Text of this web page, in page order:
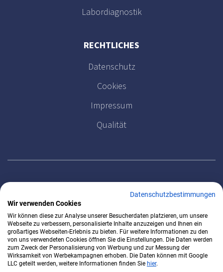
Labordiagnostik
RECHTLICHES
Datenschutz
Cookies
Impressum
Qualität
MELDEN SIE SICH FÜR UNSEREN NEWSLETTER AN
Datenschutzbestimmungen
Wir verwenden Cookies
Wir können diese zur Analyse unserer Besucherdaten platzieren, um unsere
Webseite zu verbessern, personalisierte Inhalte anzuzeigen und Ihnen ein
großartiges Webseiten-Erlebnis zu bieten. Für weitere Informationen zu den
von uns verwendeten Cookies öffnen Sie die Einstellungen. Die Daten werden
zum Zweck der Personalisierung von Werbung und zur Messung der
Wirksamkeit von Werbekampagnen erhoben. Die Daten können mit Google
LLC geteilt werden, weitere Informationen finden Sie hier.